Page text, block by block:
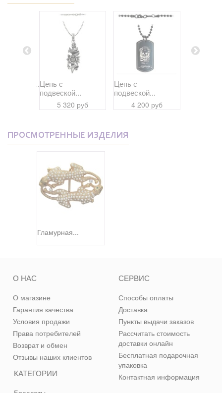
Цепь с
подвеской...
5 320 руб
Цепь с
подвеской...
4 200 руб
ПРОСМОТРЕННЫЕ ИЗДЕЛИЯ
Гламурная...
КАТЕГОРИИ
О НАС
О магазине
Гарантия качества
Условия продажи
Права потребителей
Возврат и обмен
Отзывы наших клиентов
СЕРВИС
Способы оплаты
Доставка
Пункты выдачи заказов
Рассчитать стоимость
доставки онлайн
Бесплатная подарочная
упаковка
Контактная информация